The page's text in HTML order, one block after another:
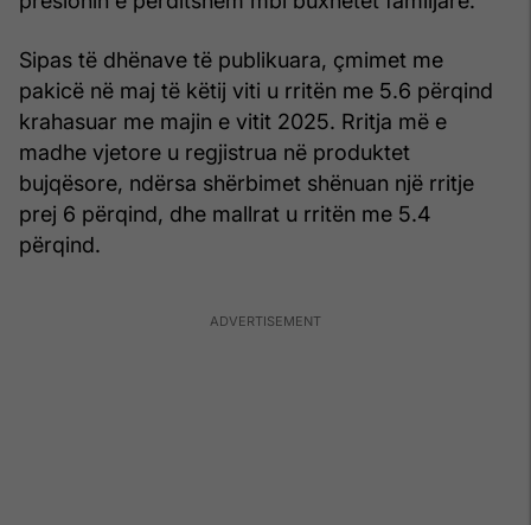
Sipas të dhënave të publikuara, çmimet me
pakicë në maj të këtij viti u rritën me 5.6 përqind
krahasuar me majin e vitit 2025. Rritja më e
madhe vjetore u regjistrua në produktet
bujqësore, ndërsa shërbimet shënuan një rritje
prej 6 përqind, dhe mallrat u rritën me 5.4
përqind.